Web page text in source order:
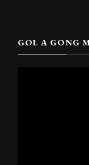
GOL A GONG